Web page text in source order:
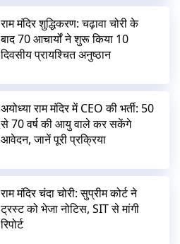
राम मंदिर शुद्धिकरण: चढ़ावा चोरी के
बाद 70 आचार्यों ने शुरू किया 10
दिवसीय प्रायश्चित अनुष्ठान
अयोध्या राम मंदिर में CEO की भर्ती: 50
से 70 वर्ष की आयु वाले कर सकेंगे
आवेदन, जानें पूरी प्रक्रिया
राम मंदिर चंदा चोरी: सुप्रीम कोर्ट ने
ट्रस्ट को भेजा नोटिस, SIT से मांगी
रिपोर्ट